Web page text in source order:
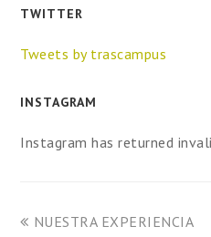
TWITTER
Tweets by trascampus
INSTAGRAM
Instagram has returned
NUESTRA EXPERIENCIA